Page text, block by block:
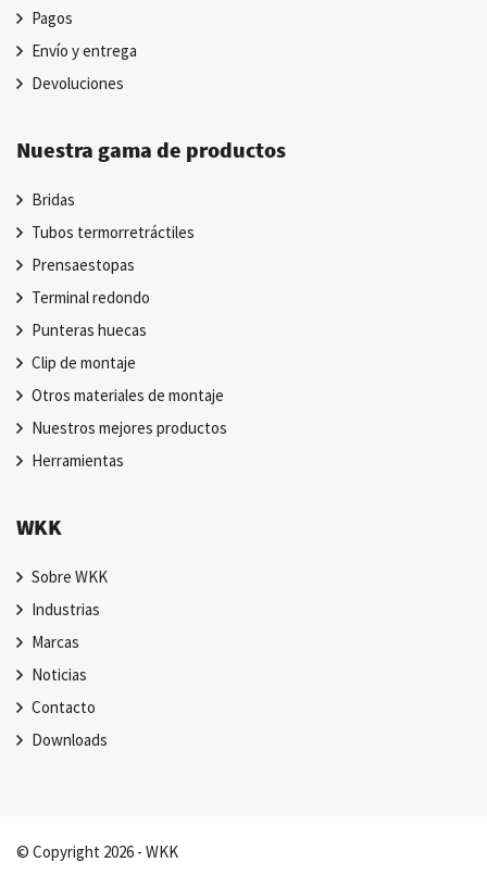
Pagos
Envío y entrega
Devoluciones
Nuestra gama de productos
Bridas
Tubos termorretráctiles
Prensaestopas
Terminal redondo
Punteras huecas
Clip de montaje
Otros materiales de montaje
Nuestros mejores productos
Herramientas
WKK
Sobre WKK
Industrias
Marcas
Noticias
Contacto
Downloads
© Copyright 2026 - WKK